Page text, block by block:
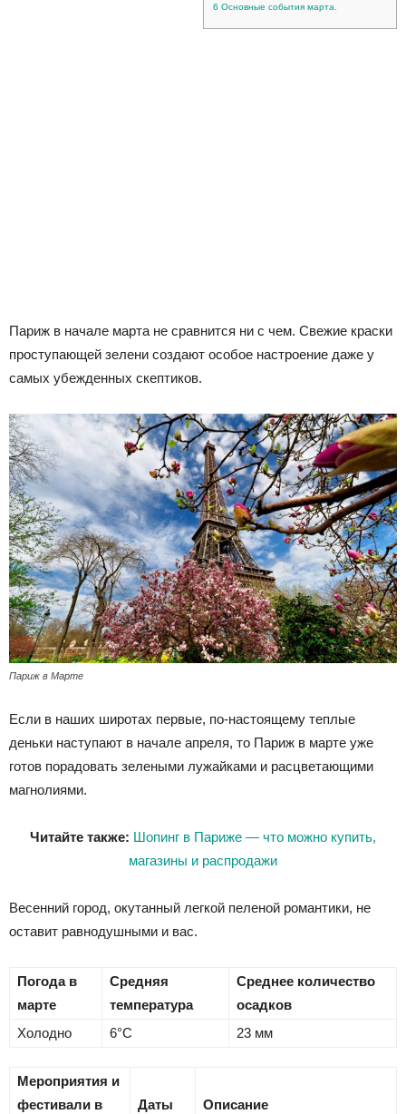
6 Основные события марта.
Париж в начале марта не сравнится ни с чем. Свежие краски
проступающей зелени создают особое настроение даже у
самых убежденных скептиков.
Париж в Марте
Если в наших широтах первые, по-настоящему теплые
деньки наступают в начале апреля, то Париж в марте уже
готов порадовать зелеными лужайками и расцветающими
магнолиями.
Читайте также: Шопинг в Париже — что можно купить,
магазины и распродажи
Весенний город, окутанный легкой пеленой романтики, не
оставит равнодушными и вас.
Погода в
марте
Средняя
температура
Среднее количество
осадков
Холодно
6°C 23 мм
Мероприятия и
фестивали в
Даты Описание